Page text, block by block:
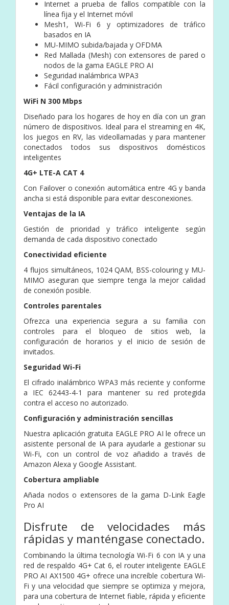
Internet a prueba de fallos compatible con la
línea fija y el Internet móvil
Mesh1, Wi-Fi 6 y optimizadores de tráfico
basados en IA
MU-MIMO subida/bajada y OFDMA
Red Mallada (Mesh) con extensores de pared o
nodos de la gama EAGLE PRO AI
Seguridad inalámbrica WPA3
Fácil configuración y administración
WiFi N 300 Mbps
Diseñado para los hogares de hoy en día con un gran
número de dispositivos. Ideal para el streaming en 4K,
los juegos en RV, las videollamadas y para mantener
conectados todos sus dispositivos domésticos
inteligentes
4G+ LTE-A CAT 4
Con Failover o conexión automática entre 4G y banda
ancha si está disponible para evitar desconexiones.
Ventajas de la IA
Gestión de prioridad y tráfico inteligente según
demanda de cada dispositivo conectado
Conectividad eficiente
4 flujos simultáneos, 1024 QAM, BSS-colouring y MU-
MIMO aseguran que siempre tenga la mejor calidad
de conexión posible.
Controles parentales
Ofrezca una experiencia segura a su familia con
controles para el bloqueo de sitios web, la
configuración de horarios y el inicio de sesión de
invitados.
Seguridad Wi-Fi
El cifrado inalámbrico WPA3 más reciente y conforme
a IEC 62443-4-1 para mantener su red protegida
contra el acceso no autorizado.
Configuración y administración sencillas
Nuestra aplicación gratuita EAGLE PRO AI le ofrece un
asistente personal de IA para ayudarle a gestionar su
Wi-Fi, con un control de voz añadido a través de
Amazon Alexa y Google Assistant.
Cobertura ampliable
Añada nodos o extensores de la gama D-Link Eagle
Pro AI
Disfrute de velocidades más
rápidas y manténgase conectado.
Combinando la última tecnología Wi-Fi 6 con IA y una
red de respaldo 4G+ Cat 6, el router inteligente EAGLE
PRO AI AX1500 4G+ ofrece una increíble cobertura Wi-
Fi y una velocidad que siempre se optimiza y mejora,
para una cobertura de Internet fiable, rápida y eficiente